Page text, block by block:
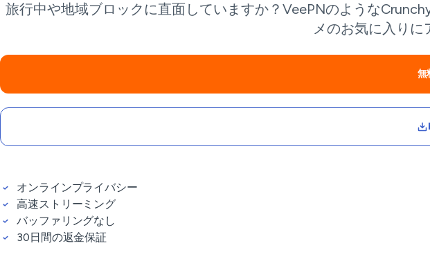
旅行中や地域ブロックに直面していますか？VeePNのような
メのお気に入りに
無
オンラインプライバシー
高速ストリーミング
バッファリングなし
30日間の返金保証